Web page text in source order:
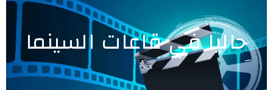
حاليا في قاعات السينما